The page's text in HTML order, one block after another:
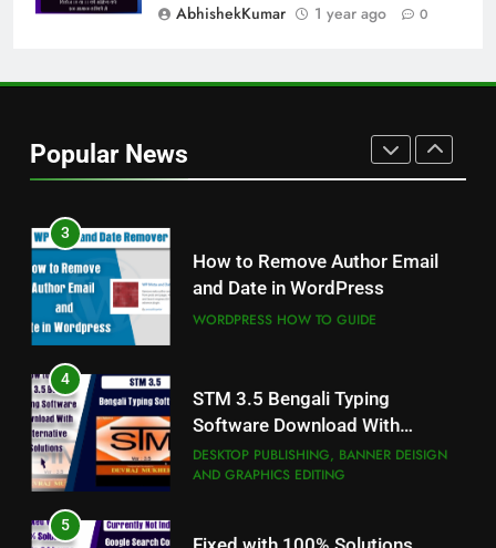
AbhishekKumar
1 year ago 0
Popular News
ALL PROFESSIONAL INPUT AND UNICODE
FONTS
Website Speed Including Image
WORDPRESS HOW TO GUIDE
3
How to Remove Author Email
and Date in WordPress
4
STM 3.5 Bengali Typing
Software Download With
AND GRAPHICS EDITING
5
Fixed with 100% Solutions